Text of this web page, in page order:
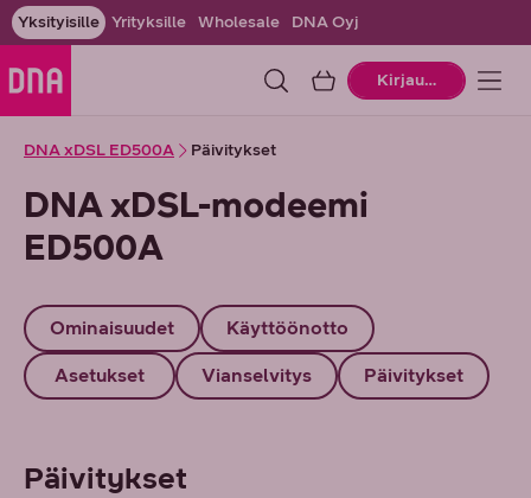
Yksityisille Yrityksille Wholesale DNA Oyj
OstoskoriKirjaudu
DNA xDSL ED500A Päivitykset
DNA xDSL-modeemi
ED500A
Ominaisuudet Käyttöönotto
Asetukset Vianselvitys Päivitykset
Päivitykset